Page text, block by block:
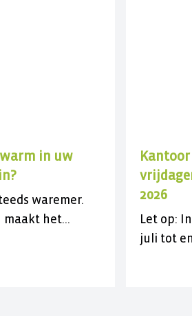
in uw
waremer.
maakt het
2026
Let op:
juli tot